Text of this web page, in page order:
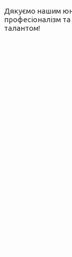
Дякуємо нашим
професіоналізм
талантом!